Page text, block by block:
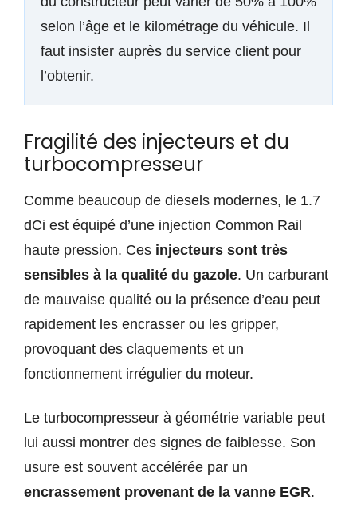
selon l’âge et le kilométrage du véhicule. Il
faut insister auprès du service client pour
l’obtenir.
Fragilité des injecteurs et du
turbocompresseur
Comme beaucoup de diesels modernes, le 1.7
dCi est équipé d’une injection Common Rail
haute pression. Ces injecteurs sont très
sensibles à la qualité du gazole. Un carburant
de mauvaise qualité ou la présence d’eau peut
rapidement les encrasser ou les gripper,
provoquant des claquements et un
fonctionnement irrégulier du moteur.
Le turbocompresseur à géométrie variable peut
lui aussi montrer des signes de faiblesse. Son
usure est souvent accélérée par un
encrassement provenant de la vanne EGR.